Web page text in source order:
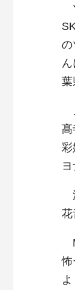
の
葉
髙
彩
花
怖